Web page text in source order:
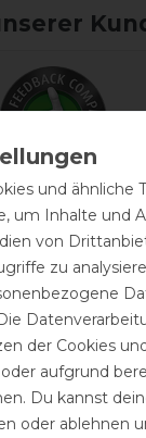
Outdoordecke Active
50g - anthrazit/navy
Reviews
2
und ähnliche
um Inhalte und
von
zu
der Cookies
aufgrund
Du kannst
oder ablehnen